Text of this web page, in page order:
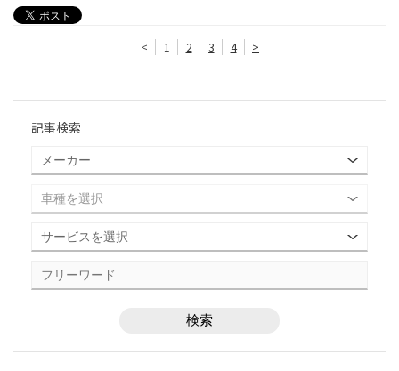
< 1 2 3 4 >
記事検索